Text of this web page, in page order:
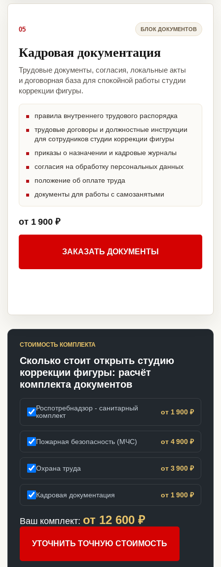
05 БЛОК ДОКУМЕНТОВ
Кадровая документация
Трудовые документы, согласия, локальные акты
и договорная база для спокойной работы студии
коррекции фигуры.
правила внутреннего трудового распорядка
трудовые договоры и должностные инструкции
для сотрудников студии коррекции фигуры
приказы о назначении и кадровые журналы
согласия на обработку персональных данных
положение об оплате труда
документы для работы с самозанятыми
от 1 900 ₽
ЗАКАЗАТЬ ДОКУМЕНТЫ
СТОИМОСТЬ КОМПЛЕКТА
Сколько стоит открыть студию
коррекции фигуры: расчёт
комплекта документов
Роспотребнадзор - санитарный
комплект
от 1 900 ₽
Пожарная безопасность (МЧС) от 4 900 ₽
Охрана труда от 3 900 ₽
Кадровая документация от 1 900 ₽
Ваш комплект: от 12 600 ₽
УТОЧНИТЬ ТОЧНУЮ СТОИМОСТЬ